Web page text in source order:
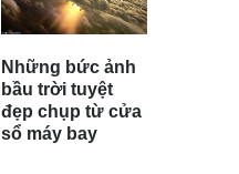
Những bức ảnh
bầu trời tuyệt
đẹp chụp từ cửa
sổ máy bay